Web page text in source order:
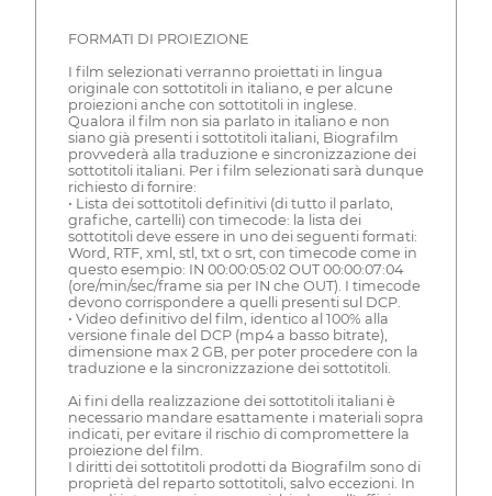
FORMATI DI PROIEZIONE
I film selezionati verranno proiettati in lingua
originale con sottotitoli in italiano, e per alcune
proiezioni anche con sottotitoli in inglese.
Qualora il film non sia parlato in italiano e non
siano già presenti i sottotitoli italiani, Biografilm
provvederà alla traduzione e sincronizzazione dei
sottotitoli italiani. Per i film selezionati sarà dunque
richiesto di fornire:
• Lista dei sottotitoli definitivi (di tutto il parlato,
grafiche, cartelli) con timecode: la lista dei
sottotitoli deve essere in uno dei seguenti formati:
Word, RTF, xml, stl, txt o srt, con timecode come in
questo esempio: IN 00:00:05:02 OUT 00:00:07:04
(ore/min/sec/frame sia per IN che OUT). I timecode
devono corrispondere a quelli presenti sul DCP.
• Video definitivo del film, identico al 100% alla
versione finale del DCP (mp4 a basso bitrate),
dimensione max 2 GB, per poter procedere con la
traduzione e la sincronizzazione dei sottotitoli.
Ai fini della realizzazione dei sottotitoli italiani è
necessario mandare esattamente i materiali sopra
indicati, per evitare il rischio di compromettere la
proiezione del film.
I diritti dei sottotitoli prodotti da Biografilm sono di
proprietà del reparto sottotitoli, salvo eccezioni. In